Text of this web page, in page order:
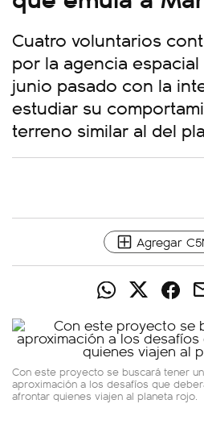
Cuatro voluntarios
por la agencia
junio pasado con la
estudiar su
terreno similar al del
Agregar
Con este proyecto se buscará tener
aproximación a los desafíos que
afrontar quienes viajen al planeta rojo.